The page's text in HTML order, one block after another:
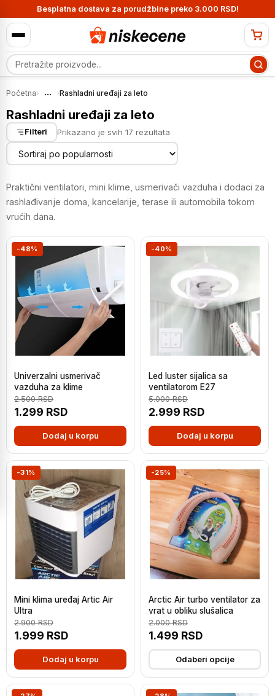
Besplatna dostava za porudžbine preko 3.000 RSD!
Pretraga proizvoda
Početna› ... ›Rashladni uređaji za leto
Rashladni uređaji za leto
Filteri Prikazano je svih 17 rezultata
po
popularnosti
Praktični ventilatori, mini klime, usmerivači vazduha i dodaci za
rashlađivanje doma, kancelarije, terase ili automobila tokom
vrućih dana.
-48%
Univerzalni usmerivač
vazduha za klime
1.299 RSD
2.500RSD
Dodaj u korpu
-40%
Led luster sijalica sa
ventilatorom E27
2.999 RSD
5.000RSD
Dodaj u korpu
-31%
Mini klima uređaj Artic Air
Ultra
1.999 RSD
2.900RSD
Dodaj u korpu
-25%
Arctic Air turbo ventilator za
vrat u obliku slušalica
1.499 RSD
2.000RSD
Odaberi opcije